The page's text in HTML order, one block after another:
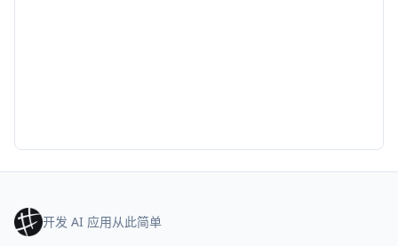
开发 AI 应用从此简单